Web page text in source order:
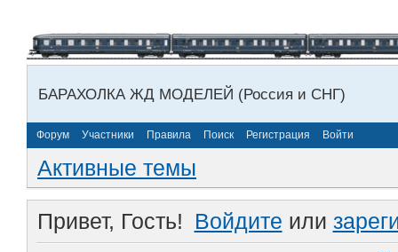
БАРАХОЛКА ЖД МОДЕЛЕЙ (Россия и СНГ)
Форум Участники Правила Поиск Регистрация Войти
Активные темы
Привет, Гость! Войдите или